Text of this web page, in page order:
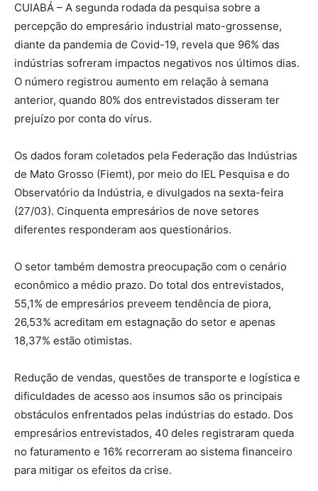
CUIABÁ – A segunda rodada da pesquisa sobre a
percepção do empresário industrial mato-grossense,
diante da pandemia de Covid-19, revela que 96% das
indústrias sofreram impactos negativos nos últimos dias.
O número registrou aumento em relação à semana
anterior, quando 80% dos entrevistados disseram ter
prejuízo por conta do vírus.
Os dados foram coletados pela Federação das Indústrias
de Mato Grosso (Fiemt), por meio do IEL Pesquisa e do
Observatório da Indústria, e divulgados na sexta-feira
(27/03). Cinquenta empresários de nove setores
diferentes responderam aos questionários.
O setor também demostra preocupação com o cenário
econômico a médio prazo. Do total dos entrevistados,
55,1% de empresários preveem tendência de piora,
26,53% acreditam em estagnação do setor e apenas
18,37% estão otimistas.
Redução de vendas, questões de transporte e logística e
dificuldades de acesso aos insumos são os principais
obstáculos enfrentados pelas indústrias do estado. Dos
empresários entrevistados, 40 deles registraram queda
no faturamento e 16% recorreram ao sistema financeiro
para mitigar os efeitos da crise.